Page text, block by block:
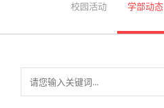
校园活动 学部动态